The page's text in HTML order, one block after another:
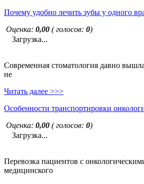
Почему удобно лечить зубы у одного
Оценка: 0,00 ( голосов: 0)
Загрузка...
Современная стоматология давно
не
Читать далее >>>
Особенности транспортировки
Оценка: 0,00 ( голосов: 0)
Загрузка...
Перевозка пациентов с
медицинского